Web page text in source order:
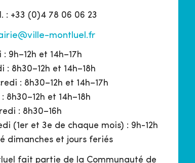
: +33 (0)4 78 06 06 23
montluel.fr
: 9h–12h et 14h–17h
: 8h30–12h et 14h–18h
: 8h30–12h et 14h–17h
: 8h30–12h et 14h–18h
: 8h30–16h
(1er et 3e de chaque mois) : 9h-12h
dimanches et jours feriés
fait partie de la Communauté de